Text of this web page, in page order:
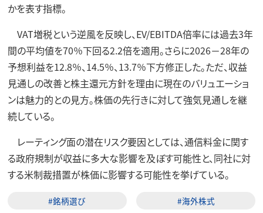
かを表す指標。
VAT増税という逆風を反映し、EV/EBITDA倍率には過去3年
間の平均値を70％下回る2.2倍を適用。さらに2026－28年の
予想利益を12.8％、14.5％、13.7％下方修正した。ただ、収益
見通しの改善と株主還元方針を理由に現在のバリュエーショ
ンは魅力的との見方。株価の先行きに対して強気見通しを継
続している。
レーティング面の潜在リスク要因としては、通信料金に関す
る政府規制が収益に多大な影響を及ぼす可能性と、同社に対
する米制裁措置が株価に影響する可能性を挙げている。
#銘柄選び #海外株式